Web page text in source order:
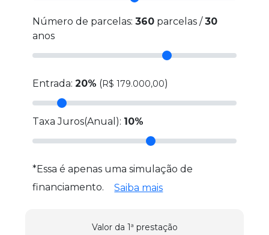
Número de parcelas:360 parcelas /30
anos
Entrada:20% (R$ 179.000,00)
Taxa Juros(Anual): 10%
*Essa é apenas uma simulação de
financiamento.
Saiba mais
Valor da 1ª prestação